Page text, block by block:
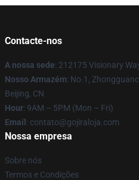
Contacte-nos
A nossa sede: 212175 Visionary
Nosso Armazém: No.1,
Beijing, CN
Hour: 9AM – 5PM (Mon – Fri)
Email : contato@gojiraloja.com
Nossa empresa
Sobre nós
Termos e Condições